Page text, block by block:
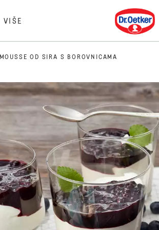
VIŠE
Dr.
MOUSSE OD SIRA S BOROVNICAMA